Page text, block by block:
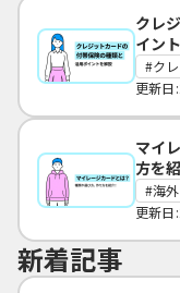
クレ
イン
ク
更新
マイ
方を
海外
更新
新着記事